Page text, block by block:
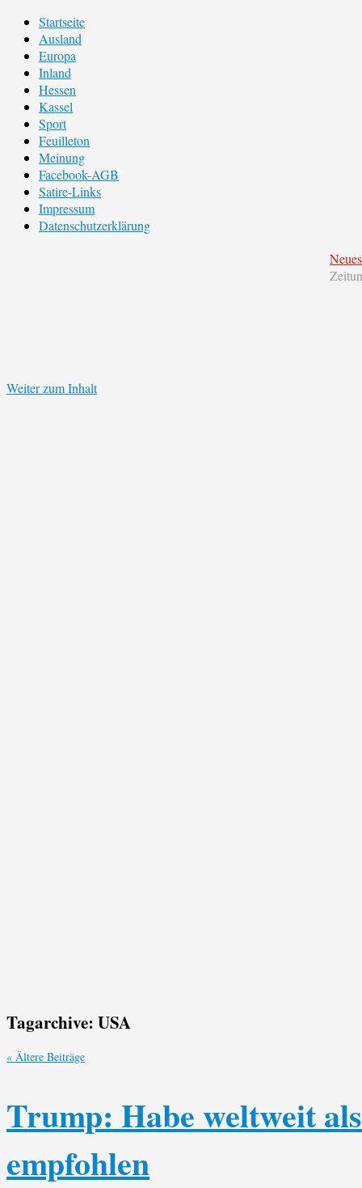
Startseite
Ausland
Europa
Inland
Hessen
Kassel
Sport
Feuilleton
Meinung
Facebook-AGB
Satire-Links
Impressum
Datenschutzerklärung
Weiter zum Inhalt
Tagarchive: USA
« Ältere Beiträge
Trump: Habe weltweit
empfohlen